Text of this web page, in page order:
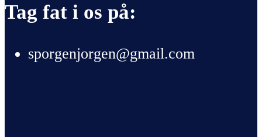
Tag fat i os på:
sporgenjorgen@gmail.com